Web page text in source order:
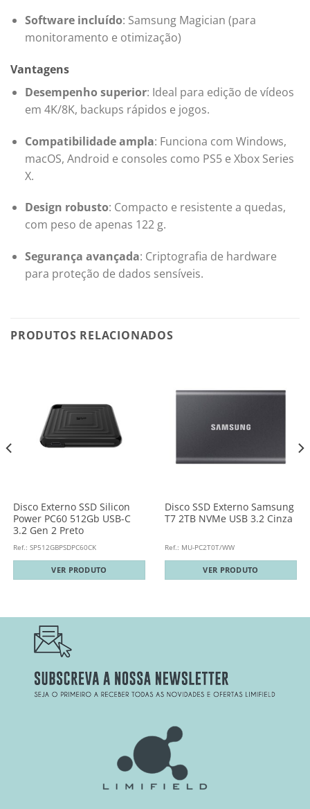
Software incluído: Samsung Magician (para
monitoramento e otimização)
Vantagens
Desempenho superior: Ideal para edição de vídeos
em 4K/8K, backups rápidos e jogos.
Compatibilidade ampla: Funciona com Windows,
macOS, Android e consoles como PS5 e Xbox Series
X.
Design robusto: Compacto e resistente a quedas,
com peso de apenas 122 g.
Segurança avançada: Criptografia de hardware
para proteção de dados sensíveis.
PRODUTOS RELACIONADOS
Disco Externo SSD Silicon
Power PC60 512Gb USB-C
3.2 Gen 2 Preto
Ref.: SP512GBPSDPC60CK
VER PRODUTO
Disco SSD Externo Samsung
T7 2TB NVMe USB 3.2 Cinza
Ref.: MU-PC2T0T/WW
VER PRODUTO